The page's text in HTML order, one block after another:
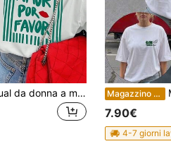
Maglietta casual da donna a maniche corte e scollo tondo - con stampa, tessuto morbido e confortevole, lavabile in lavatrice, top estivo bianco Magazzino EU
7.90€
4-7 giorni